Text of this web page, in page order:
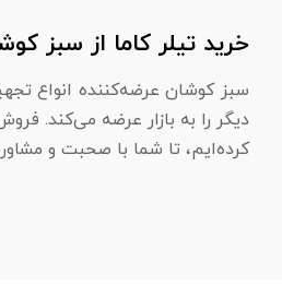
خرید تیلر کاما از سبز
سبز کوشان عرضه‌کننده انواع
دیگر را به بازار عرضه می‌کند.
کرده‌ایم، تا شما با صحبت و